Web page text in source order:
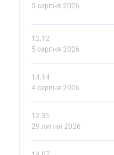
5 серпня 2026
12.12
5 серпня 2026
14.14
4 серпня 2026
12.35
29 липня 2026